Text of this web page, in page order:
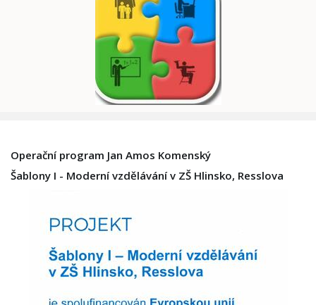
Operační program Jan Amos Komenský
Šablony I - Moderní vzdělávání v ZŠ Hlinsko, Resslova